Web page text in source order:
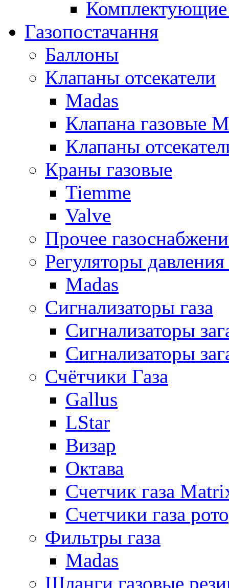
Комплектующие
Газопостачання
Баллоны
Клапаны отсекатели
Madas
Клапана газовые
Клапаны
Краны газовые
Tiemme
Valve
Прочее
Регуляторы давления
Madas
Сигнализаторы газа
Сигнализаторы
Сигнализаторы
Счётчики Газа
Gallus
LStar
Визар
Октава
Счетчик газа
Счетчики газа
Фильтры газа
Madas
Шланги газовые